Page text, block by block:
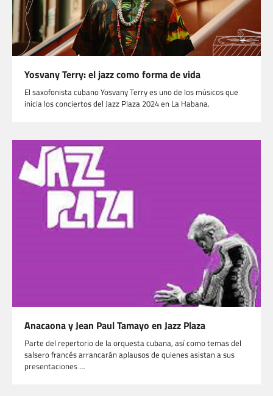
Yosvany Terry: el jazz como forma de vida
El saxofonista cubano Yosvany Terry es uno de los músicos que
inicia los conciertos del Jazz Plaza 2024 en La Habana.
Anacaona y Jean Paul Tamayo en Jazz Plaza
Parte del repertorio de la orquesta cubana, así como temas del
salsero francés arrancarán aplausos de quienes asistan a sus
presentaciones …